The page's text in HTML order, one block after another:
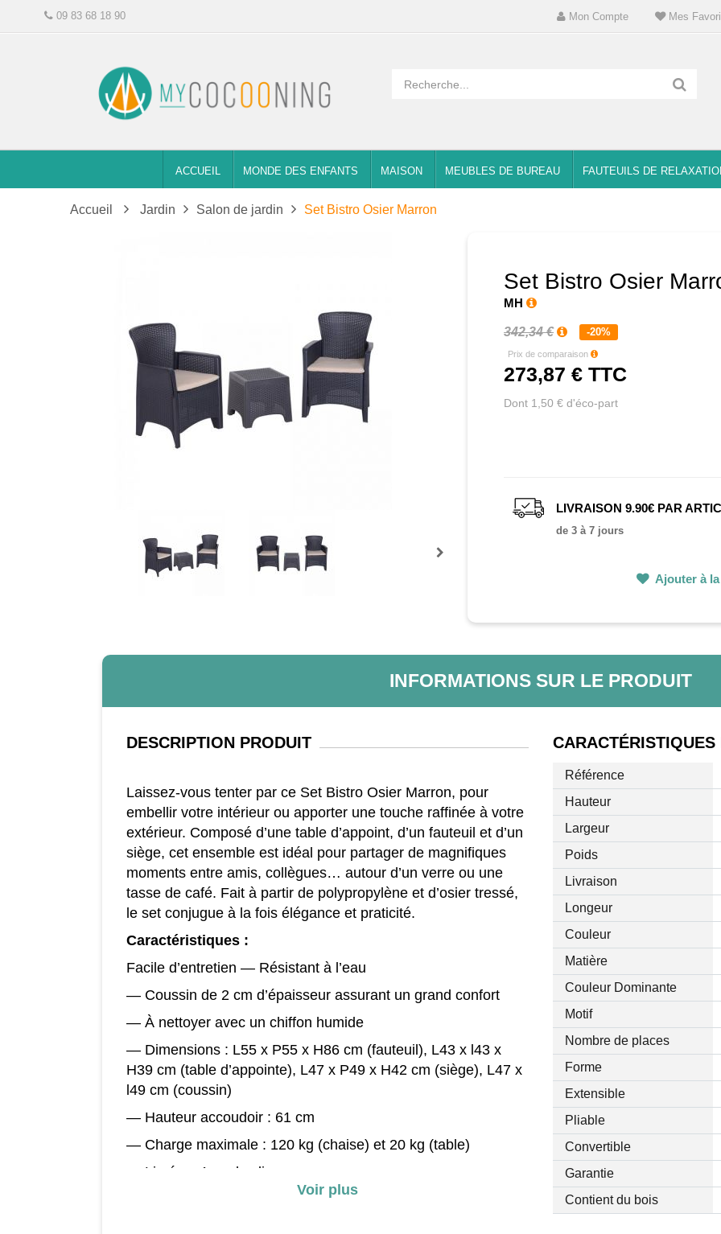
Mon Compte Mes
09 83 68 18 90
ACCUEIL MONDE DES ENFANTS MAISON MEUBLES DE BUREAU FAUTEUILS DE
Accueil Jardin Salon de jardin Set Bistro Osier Marron
Set Bistro Osier
MH
342,34 € -20%
Prix de comparaison
273,87 € TTC
Dont 1,50 € d'éco-part
LIVRAISON 9.90€ PAR
de 3 à 7 jours
Ajouter à
INFORMATIONS SUR LE PRODUIT
DESCRIPTIONPRODUIT
Laissez-vous tenter par ce Set Bistro Osier Marron, pour
embellir votre intérieur ou apporter une touche raffinée à votre
extérieur. Composé d’une table d’appoint, d’un fauteuil et d’un
siège, cet ensemble est idéal pour partager de magnifiques
moments entre amis, collègues… autour d’un verre ou une
tasse de café. Fait à partir de polypropylène et d’osier tressé,
le set conjugue à la fois élégance et praticité.
Caractéristiques :
Facile d’entretien — Résistant à l’eau
— Coussin de 2 cm d’épaisseur assurant un grand confort
— À nettoyer avec un chiffon humide
— Dimensions : L55 x P55 x H86 cm (fauteuil), L43 x l43 x
H39 cm (table d’appointe), L47 x P49 x H42 cm (siège), L47 x
l49 cm (coussin)
— Hauteur accoudoir : 61 cm
— Charge maximale : 120 kg (chaise) et 20 kg (table)
— Livré en 1 seul colis.
Voir plus
CARACTÉRISTIQUES
Référence
Hauteur
Largeur
Poids
Livraison
Longeur
Couleur
Matière
Couleur Dominante
Motif
Nombre de places
Forme
Extensible
Pliable
Convertible
Garantie
Contient du bois